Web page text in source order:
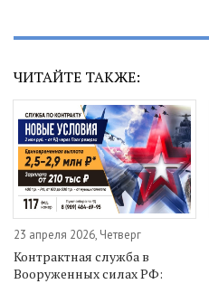
ЧИТАЙТЕ ТАКЖЕ:
23 апреля 2026, Четверг
Контрактная служба в
Вооруженных силах РФ: